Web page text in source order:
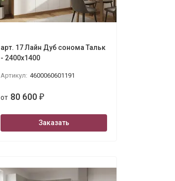
арт. 17 Лайн Дуб сонома Тальк
- 2400х1400
Артикул: 4600060601191
от 80 600 ₽
Заказать